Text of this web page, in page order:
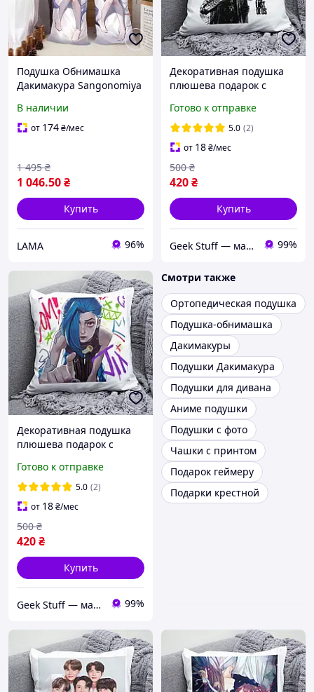
Подушка Обнимашка
Дакимакура Sangonomiya
обнимания для сна аниме
В наличии
от 174₴/мес
1 046.50₴
1 495 ₴
Купить
LAMA 96%
Декоративная подушка
плюшева подарок с
Готово к отправке
5.0 (2)
от 18₴/мес
420₴
500 ₴
Купить
Geek Stuff — магазин аниме, гиков, Kpop товаров. Сувениры с вашим принтом и полиграфия 99%
Декоративная подушка
плюшева подарок с
Legends
Готово к отправке
5.0 (2)
от 18₴/мес
420₴
500 ₴
Купить
Geek Stuff — магазин аниме, гиков, Kpop товаров. Сувениры с вашим принтом и полиграфия 99%
Смотри также
Ортопедическая подушка
Подушка-обнимашка
Дакимакуры
Подушки Дакимакура
Подушки для дивана
Аниме подушки
Подушки с фото
Чашки с принтом
Подарок геймеру
Подарки крестной